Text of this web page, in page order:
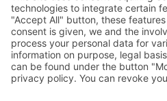
wärme elektro
türen
modernisieren
garten
dämmung
förderung
möbel